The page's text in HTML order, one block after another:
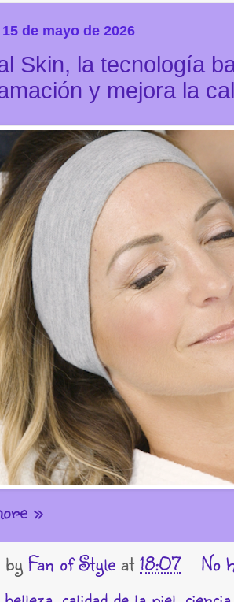
de mayo de 2026
Skin, la tecnología
y mejora la
»
byFan of Style at 18:07
No